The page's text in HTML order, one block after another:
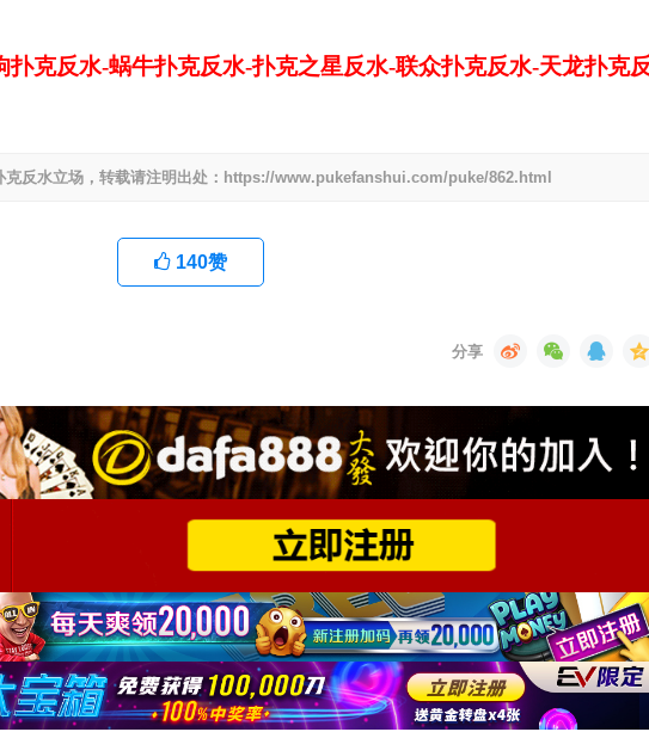
克反水-蜗牛扑克反水-扑克之星反水-联众扑克反水-天龙扑克
克反水立场，转载请注明出处：https://www.pukefanshui.com/puke/862.html
140赞